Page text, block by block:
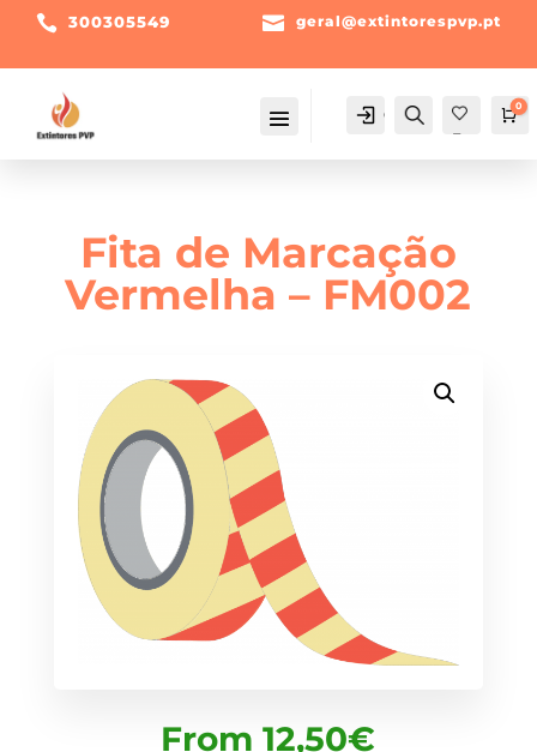
 300305549  geral@extintorespvp.pt
Conta
Pesquisa
Fav
0
Fita de Marcação
Vermelha – FM002
From 12,50€